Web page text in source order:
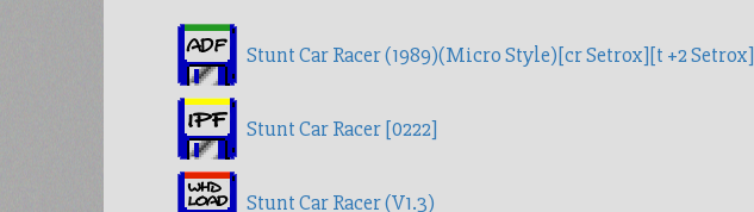
Stunt Car Racer (1989)(Micro Style)[cr Setrox][t +2 Setrox]
Stunt Car Racer [0222]
Stunt Car Racer (V1.3)